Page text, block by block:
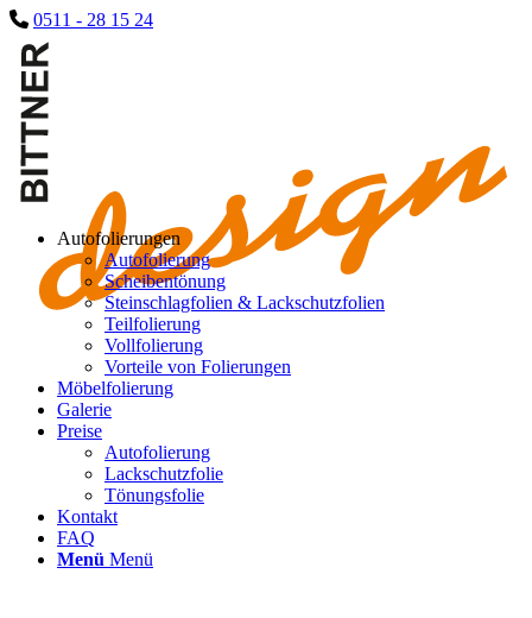
0511 - 28 15 24
Autofolierungen
Autofolierung
Scheibentönung
Steinschlagfolien & Lackschutzfolien
Teilfolierung
Vollfolierung
Vorteile von Folierungen
Möbelfolierung
Galerie
Preise
Autofolierung
Lackschutzfolie
Tönungsfolie
Kontakt
FAQ
Menü Menü